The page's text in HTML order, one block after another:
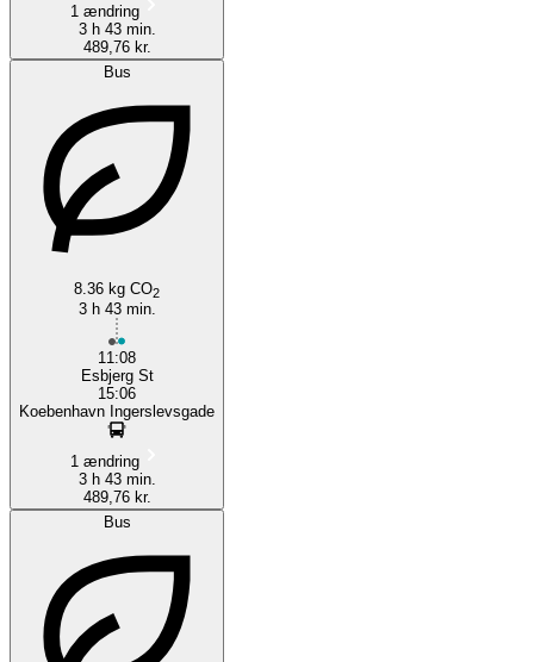
1 ændring
3 h 43 min.
489,76 kr.
Bus
8.36 kg CO2
3 h 43 min.
11:08
Esbjerg St
15:06
Koebenhavn Ingerslevsgade
1 ændring
3 h 43 min.
489,76 kr.
Bus